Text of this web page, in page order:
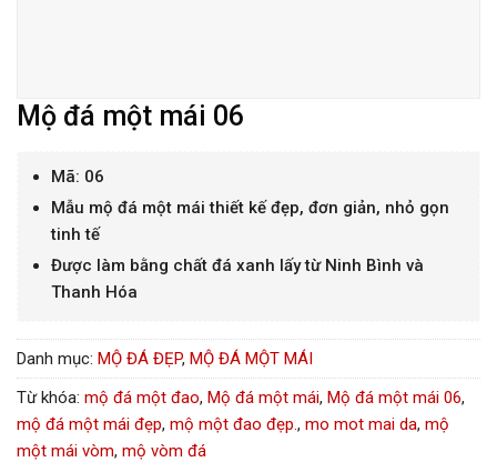
Mộ đá một mái 06
Mã: 06
Mẫu mộ đá một mái thiết kế đẹp, đơn giản, nhỏ gọn
tinh tế
Được làm bằng chất đá xanh lấy từ Ninh Bình và
Thanh Hóa
Danh mục: MỘ ĐÁ ĐẸP, MỘ ĐÁ MỘT MÁI
Từ khóa: mộ đá một đao, Mộ đá một mái, Mộ đá một mái 06,
mộ đá một mái đẹp, mộ một đao đẹp., mo mot mai da, mộ
một mái vòm, mộ vòm đá